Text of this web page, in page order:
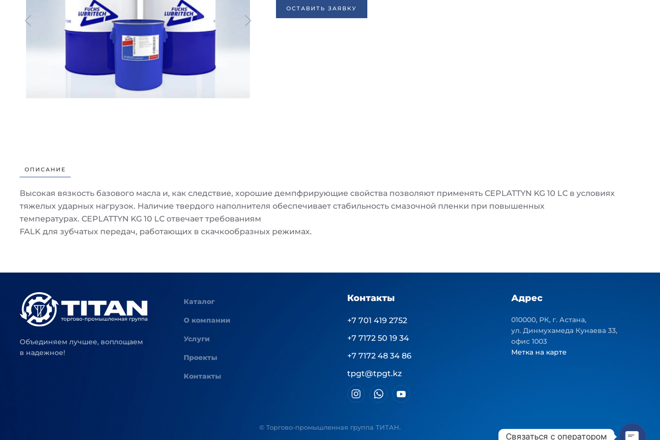
ОСТАВИТЬ ЗАЯВКУ
ОПИСАНИЕ
Высокая вязкость базового масла и, как следствие, хорошие демпфрирующие свойства позволяют применять CEPLATTYN KG 10 LC в условиях
тяжелых ударных нагрузок. Наличие твердого наполнителя обеспечивает стабильность смазочной пленки при повышенных
температурах. CEPLATTYN KG 10 LC отвечает требованиям
FALK для зубчатых передач, работающих в скачкообразных режимах.
Объединяем лучшее, воплощаем
в надежное!
Каталог
О компании
Услуги
Проекты
Контакты
Контакты
+7 701 419 2752
+7 7172 50 19 34
+7 7172 48 34 86
tpgt@tpgt.kz
Адрес
010000, РК, г. Астана,
ул. Динмухамеда Кунаева 33,
офис 1003
Метка на карте
© Торгово-промышленная группа ТИТАН.
Связаться с оператором